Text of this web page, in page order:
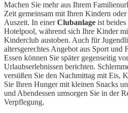
Machen Sie mehr aus Ihrem
Zeit gemeinsam mit Ihren Kindern
Auszeit. In einerClubanlage ist
Hotelpool, während sich Ihre Kinder
Kinderclub austoben. Auch für
altersgerechtes Angebot aus Sport und
Essen können Sie später gegenseitig
Urlaubserlebnissen berichten.
versüßen Sie den Nachmittag mit Eis,
Sie Ihren Hunger mit kleinen Snacks
und Abendessen umsorgen Sie in der
Verpflegung.